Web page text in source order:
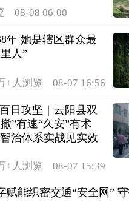
08-08 06:00
年 她是辖区群众最
人”
+人浏览 08-07 16:56
日攻坚｜云阳县双
”有速“久安”有术
治体系实战见实效
+人浏览 08-07 15:39
赋能织密交通“安全网”